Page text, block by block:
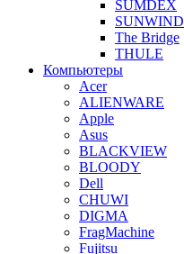
SUMDEX
SUNWIND
The Bridge
THULE
Компьютеры
Acer
ALIENWARE
Apple
Asus
BLACKVIEW
BLOODY
Dell
CHUWI
DIGMA
FragMachine
Fujitsu